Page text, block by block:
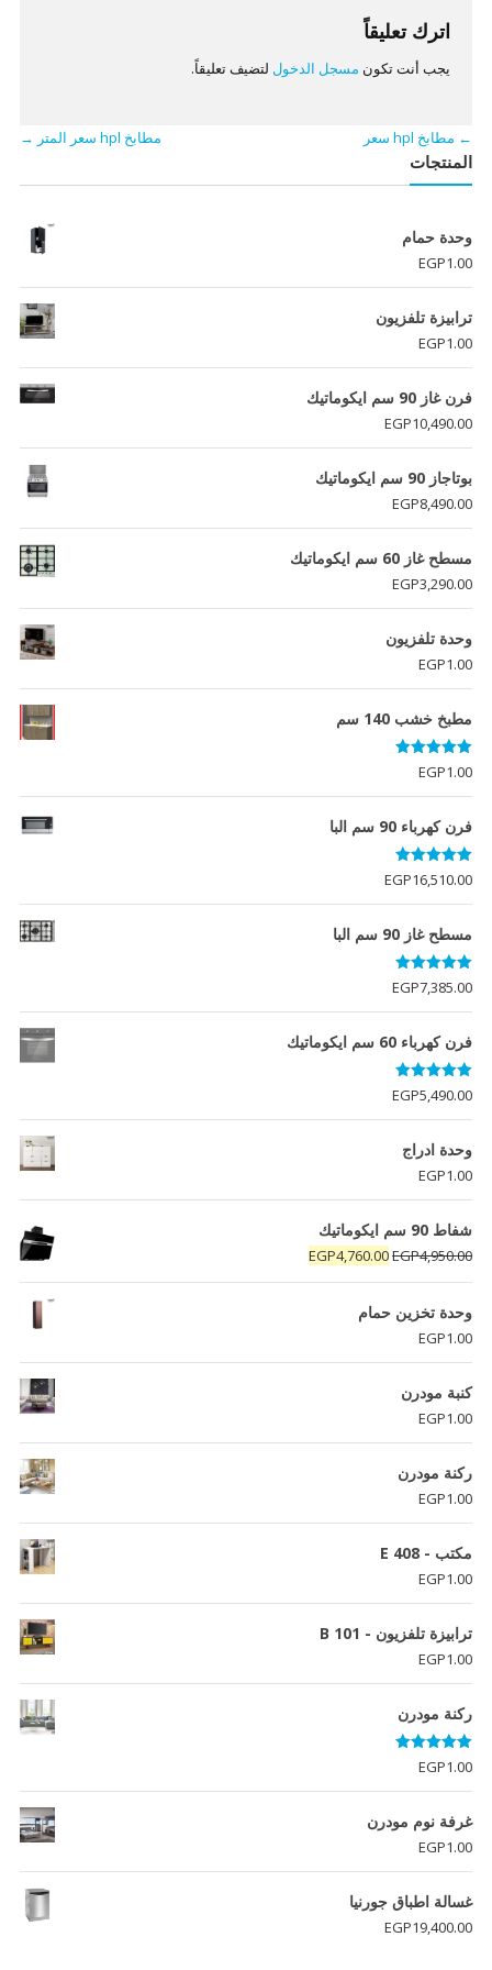
اترك تعليقاً
يجب أنت تكون مسجل الدخول لتضيف تعليقاً.
← مطابخ hpl سعر مطابخ hpl سعر المتر →
المنتجات
وحدة حمام
EGP1.00
ترابيزة تلفزيون
EGP1.00
فرن غاز 90 سم ايكوماتيك
EGP10,490.00
بوتاجاز 90 سم ايكوماتيك
EGP8,490.00
مسطح غاز 60 سم ايكوماتيك
EGP3,290.00
وحدة تلفزيون
EGP1.00
مطبخ خشب 140 سم
تم التقييم
5.00
من 5
EGP1.00
فرن كهرباء 90 سم البا
تم التقييم
5.00 من 5 EGP16,510.00
مسطح غاز 90 سم البا
تم التقييم
5.00من 5EGP7,385.00
فرن كهرباء 60 سم ايكوماتيك
تم التقييم
5.00 من 5EGP5,490.00
وحدة ادراج
EGP1.00
شفاط 90 سم ايكوماتيك
EGP4,950.00
السعر
الأصلي
هو:
EGP4,760.00
السعر
الحالي
وحدة تخزين حمام
EGP1.00
كنبة مودرن
EGP1.00
ركنة مودرن
EGP1.00
مكتب - E 408
EGP1.00
ترابيزة تلفزيون - B 101
EGP1.00
ركنة مودرن
تم التقييم
5.00
من 5
EGP1.00
غرفة نوم مودرن
EGP1.00
غسالة اطباق جورنيا
EGP19,400.00